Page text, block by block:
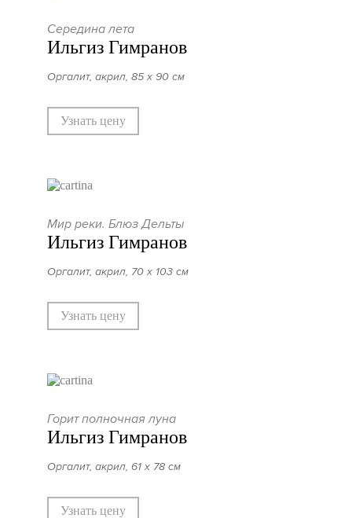
Середина лета
Ильгиз Гимранов
Оргалит, акрил, 85 х 90 см
Узнать цену
Мир реки. Блюз Дельты
Ильгиз Гимранов
Оргалит, акрил, 70 х 103 см
Узнать цену
Горит полночная луна
Ильгиз Гимранов
Оргалит, акрил, 61 х 78 см
Узнать цену